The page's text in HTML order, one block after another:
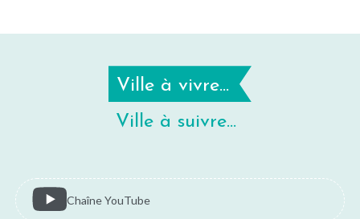
Ville à vivre...
Ville à suivre...
Chaîne YouTube